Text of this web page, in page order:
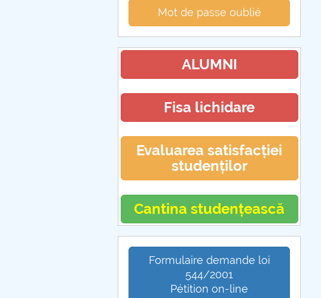
Mot de passe oublié
ALUMNI
Fisa lichidare
Evaluarea satisfacției
studenților
Cantina studențească
Formulaire demande loi
544/2001
Pétition on-line